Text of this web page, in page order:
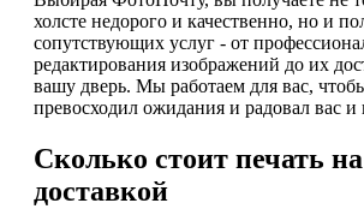
холсте недорого и качественно, но и
сопутствующих услуг - от
редактирования изображений до их
вашу дверь. Мы работаем для вас,
превосходил ожидания и радовал вас
Сколько стоит печать на
доставкой